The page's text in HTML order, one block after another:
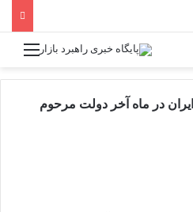
در ماه آخر دولت مرحوم